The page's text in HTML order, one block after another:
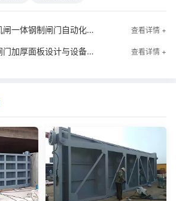
城镇供水厂机闸一体钢制闸门自动化控制精度调节 查看详情 +
液压横拉钢闸门加厚面板设计与设备验收标准文件 查看详情 +